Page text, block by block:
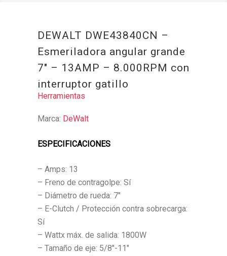
DEWALT DWE43840CN –
Esmeriladora angular grande
7″ – 13AMP – 8.000RPM con
interruptor gatillo
Herramientas
Marca: DeWalt
ESPECIFICACIONES
– Amps: 13
– Freno de contragolpe: Sí
– Diámetro de rueda: 7″
– E-Clutch / Protección contra sobrecarga:
Sí
– Wattx máx. de salida: 1800W
– Tamaño de eje: 5/8″-11″